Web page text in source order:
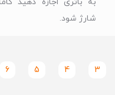
به باتری اجازه دهید
شارژ شود.
3
4
5
6